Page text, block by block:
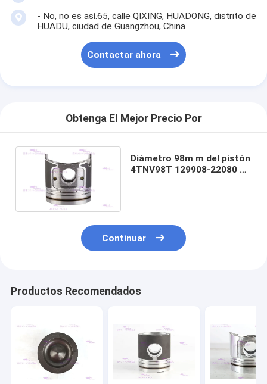
- No, no es así.65, calle QIXING, HUADONG, distrito de
HUADU, ciudad de Guangzhou, China
Contactar ahora
Obtenga El Mejor Precio Por
Diámetro 98m m del pistón
4TNV98T 129908-22080 de
Continuar
Productos Recomendados